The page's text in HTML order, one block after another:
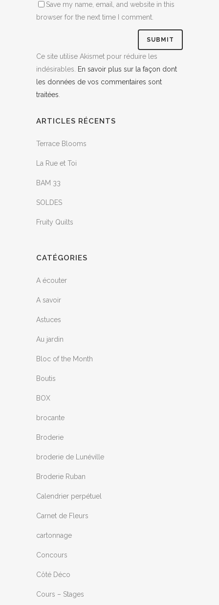
Save my name, email, and website in this
browser for the next time I comment.
Ce site utilise Akismet pour réduire les
indésirables.
En savoir plus sur la façon dont
les données de vos commentaires sont
traitées
ARTICLES RÉCENTS
Terrace Blooms
La Rue et Toi
BAM 33
SOLDES
Fruity Quilts
CATÉGORIES
A écouter
A savoir
Astuces
Au jardin
Bloc of the Month
Boutis
BOX
brocante
Broderie
broderie de Lunéville
Broderie Ruban
Calendrier perpétuel
Carnet de Fleurs
cartonnage
Concours
Côté Déco
Cours – Stages